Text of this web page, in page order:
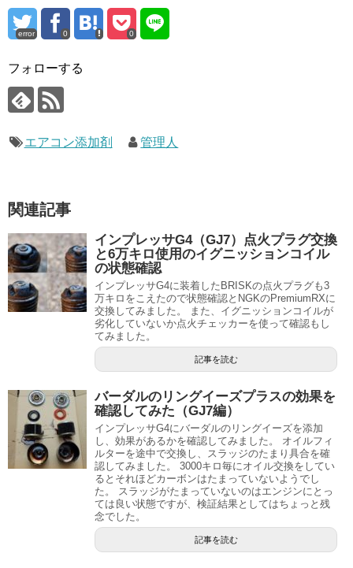
error 0 0
フォローする
エアコン添加剤 管理人
関連記事
インプレッサG4（GJ7）点火プラグ交換
と6万キロ使用のイグニッションコイル
の状態確認
インプレッサG4に装着したBRISKの点火プラグも3
万キロをこえたので状態確認とNGKのPremiumRXに
交換してみました。 また、イグニッションコイルが
劣化していないか点火チェッカーを使って確認もし
てみました。
記事を読む
バーダルのリングイーズプラスの効果を
確認してみた（GJ7編）
インプレッサG4にバーダルのリングイーズを添加
し、効果があるかを確認してみました。 オイルフィ
ルターを途中で交換し、スラッジのたまり具合を確
認してみました。 3000キロ毎にオイル交換をしてい
るとそれほどカーボンはたまっていないようでし
た。 スラッジがたまっていないのはエンジンにとっ
ては良い状態ですが、検証結果としてはちょっと残
念でした。
記事を読む